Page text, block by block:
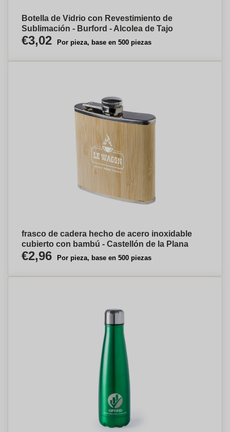
Botella de Vidrio con Revestimiento de
Sublimación - Burford - Alcolea de Tajo
€3,02 Por pieza, base en 500 piezas
frasco de cadera hecho de acero inoxidable
cubierto con bambú - Castellón de la Plana
€2,96 Por pieza, base en 500 piezas